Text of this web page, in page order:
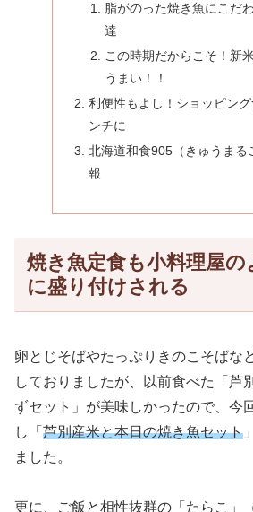
脂がのった焼き魚にこだ
達
この時期だからこそ！新
うまい！！
利便性もよし！ショッピン
ンチに
北海道和食905（きゅうまる
報
焼き魚定食も小料理屋
に盛り付けされる
卵とじそばやたっぷりきのこそばな
しておりましたが、以前食べた「芦
ずセット」が美味しかったので、今
し「 芦別産米と本日の焼き魚セット
ました。
更に、ご飯と相性抜群の「たらこ」